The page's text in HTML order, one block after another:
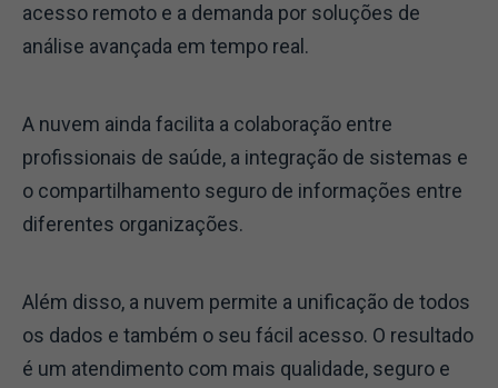
acesso remoto e a demanda por soluções de
análise avançada em tempo real.
A nuvem ainda facilita a colaboração entre
profissionais de saúde, a integração de sistemas e
o compartilhamento seguro de informações entre
diferentes organizações.
Além disso, a nuvem permite a unificação de todos
os dados e também o seu fácil acesso. O resultado
é um atendimento com mais qualidade, seguro e